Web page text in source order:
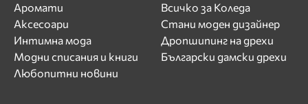
Аромати
Аксесоари
Интимна мода
Модни списания и книги
Любопитни новини
Всичко за Коледа
Стани моден дизайнер
Дропшипинг на дрехи
Български дамски дрехи